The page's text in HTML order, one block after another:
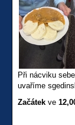
Při nácviku
uvaříme
Začátek ve